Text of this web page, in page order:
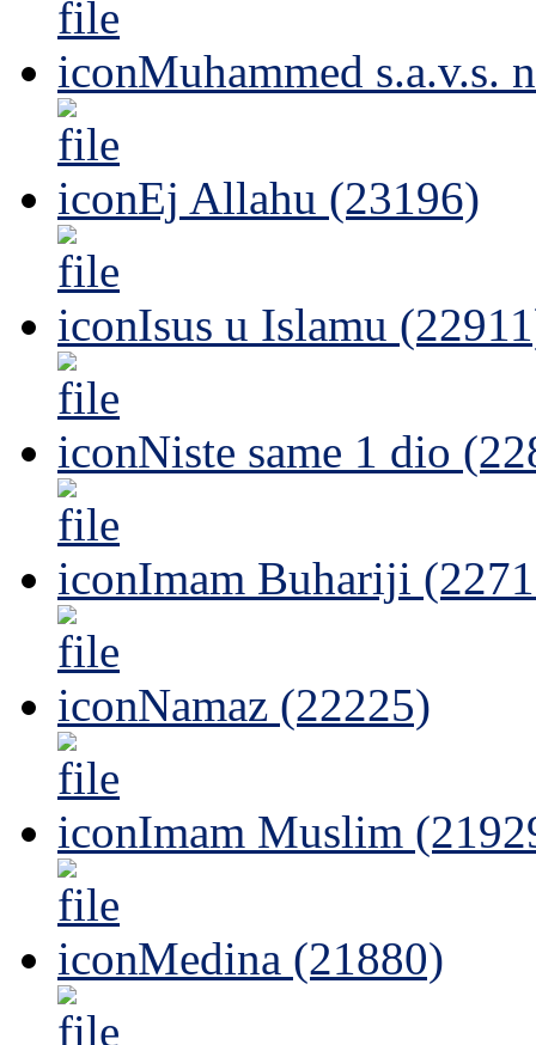
Muhammed s.a.v.s.
Ej Allahu (23196)
Isus u Islamu
Niste same 1 dio
Imam Buhariji
Namaz (22225)
Imam Muslim
Medina (21880)